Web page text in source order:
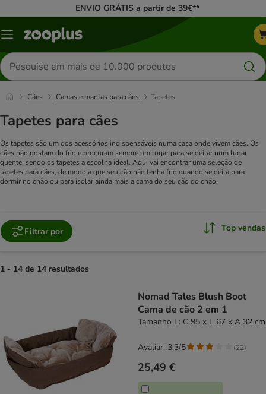
ENVIO GRÁTIS a partir de 39€**
Menu
Pesquisar
produtos
Cães Camas e mantas para cães Tapetes
Tapetes para cães
Os tapetes são um dos acessórios indispensáveis numa casa onde vivem cães. Os
cães não gostam do frio e procuram sempre um lugar para se deitar num lugar
quente, sendo os tapetes a escolha ideal. Aqui vai encontrar uma seleção de
tapetes para cães, de modo a que seu cão não tenha frio quando se deita para
dormir no chão ou para isolar ainda mais a cama do seu cão do chão.
Filtrar por Top vendas
1 - 14 de 14 resultados
Nomad Tales Blush Boot
Cama de cão 2 em 1
Tamanho L: C 95 x L 67 x A 32 cm
25,49 €
Avaliar: 3.3/5 (22)